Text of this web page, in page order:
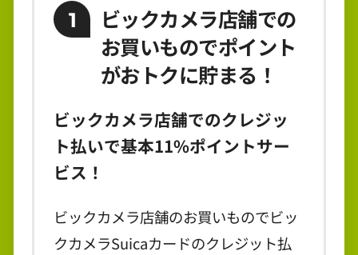
1
ビックカメラ店舗での
お買いものでポイント
がおトクに貯まる！
ビックカメラ店舗でのクレジッ
ト払いで基本11%ポイントサー
ビス！
ビックカメラ店舗のお買いものでビッ
クカメラSuicaカードのクレジット払